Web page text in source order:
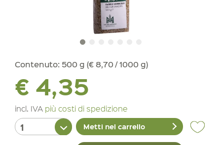
Contenuto: 500 g (€ 8,70 / 1000 g)
€ 4,35
incl. IVA più costi di spedizione
Metti nel carrello